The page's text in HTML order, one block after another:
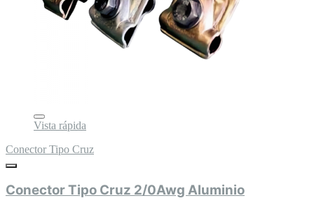
Vista rápida
Conector Tipo Cruz
Conector Tipo Cruz 2/0Awg Aluminio